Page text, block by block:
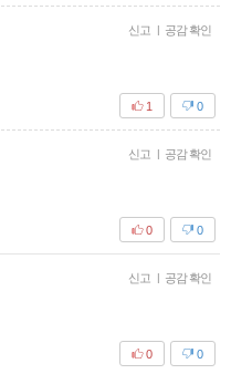
신고 | 공감 확인
0
1
신고 | 공감 확인
0
0
신고 | 공감 확인
0
0